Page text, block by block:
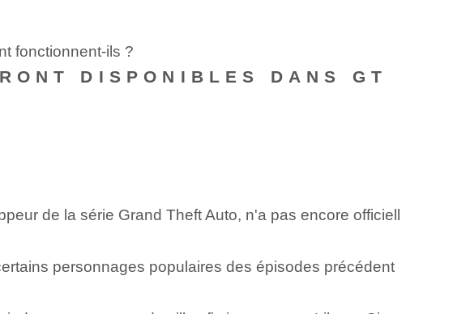
fonctionnent-ils ?
DISPONIBLES DANS GT
de la série Grand Theft Auto, n'a pas encore officiell
personnages populaires des épisodes précédent